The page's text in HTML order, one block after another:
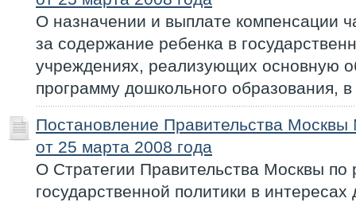
О назначении и выплате компенсации
за содержание ребенка в
учреждениях, реализующих основную
программу дошкольного образования,
Постановление Правительства
от 25 марта 2008 года
О Стратегии Правительства Москвы по
государственной политики в